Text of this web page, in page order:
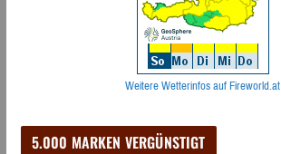
Weitere Wetterinfos auf Fireworld.at
5.000 MARKEN VERGÜNSTIGT